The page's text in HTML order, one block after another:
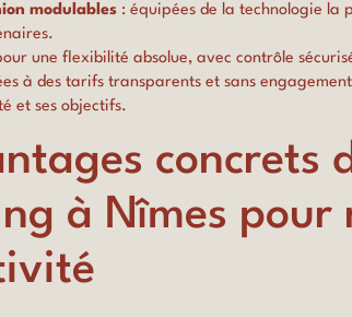
modulables : équipées de la technologie la
une flexibilité absolue, avec contrôle
à des tarifs transparents et sans
et ses objectifs.
concrets
à Nîmes pour